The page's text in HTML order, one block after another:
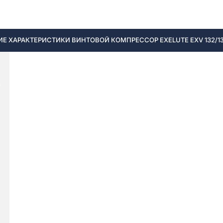
ХАРАКТЕРИСТИКИ ВИНТОВОЙ КОМПРЕССОР EXELUTE EXV 132/13